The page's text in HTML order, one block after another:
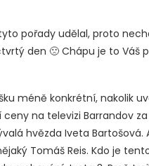
pořady udělal, proto
den 🙁 Chápu je to Váš
méně konkrétní, nakolik
na televizi Barrandov
hvězda Iveta Bartošová.
Tomáš Reis. Kdo je